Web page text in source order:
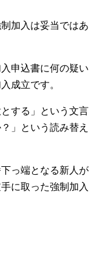
加入は妥当ではあ
申込書に何の疑い
成立です。
する」という文言
」という読み替え
っ端となる新人が
に取った強制加入